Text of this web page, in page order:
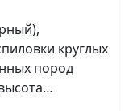
круглых
пород